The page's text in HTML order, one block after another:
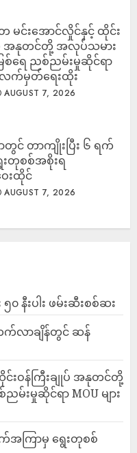
မင်းအောင်လှိုင်နှင့် ထိုင်း
ပ် အနုတင်တို့ အလုပ်သမား
ြစ်ရေ ညစ်ညမ်းမှုဆိုင်ရာ
လက်မှတ်ရေးထိုး
AUGUST 7, 2026
တွင် တာကျိုးပြီး ၆ ရက်
းတုစစ်အစိုးရ
းထိုင်
AUGUST 7, 2026
နီးပါး ဖမ်းဆီးစစ်ဆး
က်လာချိန်တွင် ဆန်
းဝန်ကြီးချုပ် အနုတင်တို့
မ်းမှုဆိုင်ရာ MOU များ
အကြာမှ ရွေးတုစစ်